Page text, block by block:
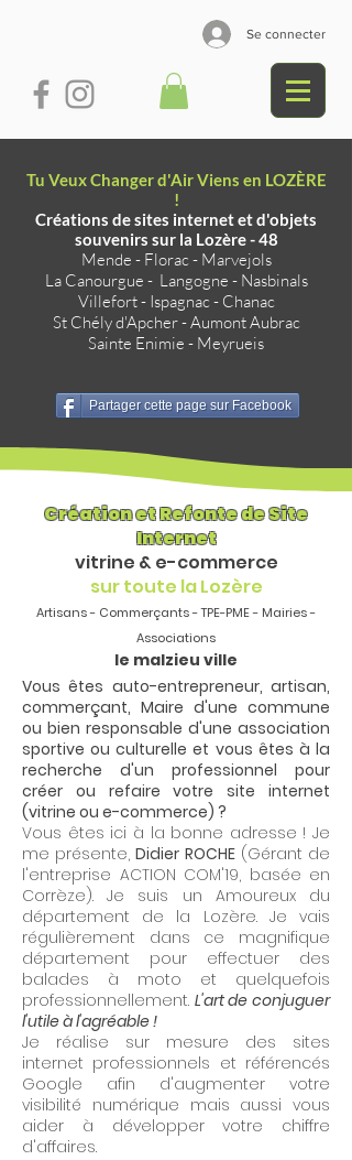
Se connecter
Tu Veux Changer d'Air Viens en LOZÈRE
!
Créations de sites internet et d'objets
souvenirs sur la Lozère - 48
Mende - Florac- Marvejols
La Canourgue - Langogne - Nasbinals
Villefort- Ispagnac- Chanac
St Chély d'Apcher-Aumont Aubrac
Sainte Enimie - Meyrueis
Partager cette page sur Facebook
Création et Refonte de Site
Internet
vitrine & e-commerce
sur toute la Lozère
Artisans - Commerçants - TPE-PME - Mairies -
Associations
le malzieu ville
Vous êtes auto-entrepreneur, artisan,
commerçant, Maire d'une commune
ou bien responsable d'une association
sportive ou culturelle et vous êtes à la
recherche d'un professionnel pour
créer ou refaire votre site internet
(vitrine ou e-commerce) ?
Vous êtes ici à la bonne adresse ! Je
me présente,Didier ROCHE(Gérant de
l'entreprise ACTION COM'19, basée en
Corrèze). Je suis un Amoureux du
département de la Lozère. Je vais
régulièrement dans ce magnifique
département pour effectuer des
balades à moto et quelquefois
professionnellement. L'art de conjuguer
l'utile à l'agréable !
Je réalise sur mesure des sites
internet professionnels et référencés
Google afin d'augmenter votre
visibilité numérique mais aussi vous
aider à développer votre chiffre
d'affaires.